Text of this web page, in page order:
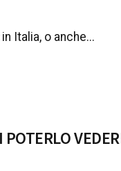
Italia, o anche...